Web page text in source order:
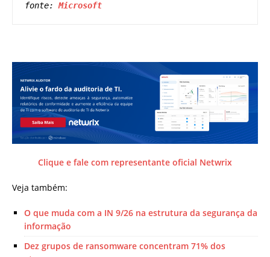
fonte: Microsoft
Clique e fale com representante oficial Netwrix
Veja também:
O que muda com a IN 9/26 na estrutura da segurança da
informação
Dez grupos de ransomware concentram 71% dos